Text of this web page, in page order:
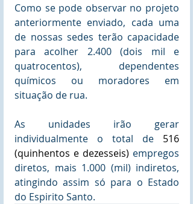
Como se pode observar no projeto
anteriormente enviado, cada uma
de nossas sedes terão capacidade
para acolher 2.400 (dois mil e
quatrocentos), dependentes
químicos ou moradores em
situação de rua.
As unidades irão gerar
individualmente o total de 516
(quinhentos e dezesseis) empregos
diretos, mais 1.000 (mil) indiretos,
atingindo assim só para o Estado
do Espirito Santo.